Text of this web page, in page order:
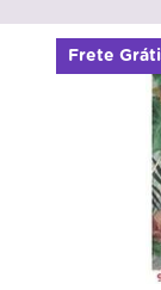
Frete